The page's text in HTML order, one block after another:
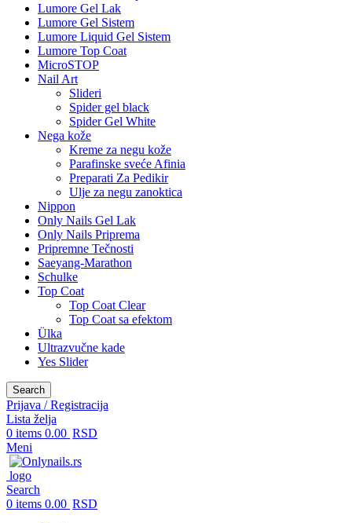
Lumore Gel Lak
Lumore Gel Sistem
Lumore Liquid Gel Sistem
Lumore Top Coat
MicroSTOP
Nail Art
Slideri
Spider gel black
Spider Gel White
Nega kože
Kreme za negu kože
Parafinske sveće Afinia
Preparati Za Pedikir
Ulje za negu zanoktica
Nippon
Only Nails Gel Lak
Only Nails Priprema
Pripremne Tečnosti
Saeyang-Marathon
Schulke
Top Coat
Top Coat Clear
Top Coat sa efektom
Ülka
Ultrazvučne kade
Yes Slider
Search
Prijava / Registracija
Lista želja
0 items 0.00 RSD
Meni
Search
0 items 0.00 RSD